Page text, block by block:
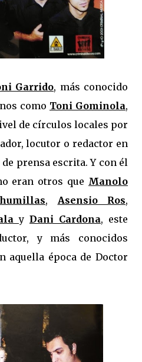
Garrido, más conocido
como Toni Gominola,
de círculos locales por
locutor o redactor en
prensa escrita. Y con él
eran otros que Manolo
, Asensio Ros,
y Dani Cardona, este
y más conocidos
aquella época de Doctor